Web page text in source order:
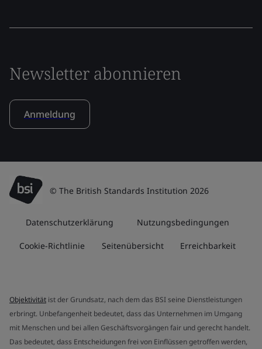
Newsletter abonnieren
Anmeldung
© The British Standards Institution 2026
Datenschutzerklärung Nutzungsbedingungen
Cookie-Richtlinie Seitenübersicht Erreichbarkeit
Objektivität ist der Grundsatz, nach dem das BSI seine Dienstleistungen
erbringt. Unbefangenheit bedeutet, dass das Unternehmen im Umgang
mit Menschen und bei allen Geschäftsvorgängen fair und gerecht handelt.
Das bedeutet, dass Entscheidungen frei von Einflüssen getroffen werden,